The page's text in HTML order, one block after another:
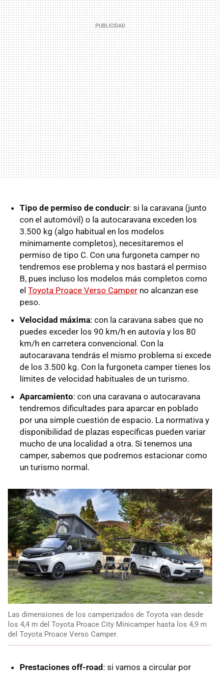
Tipo de permiso de conducir: si la caravana (junto
con el automóvil) o la autocaravana exceden los
3.500 kg (algo habitual en los modelos
mínimamente completos), necesitaremos el
permiso de tipo C. Con una furgoneta camper no
tendremos ese problema y nos bastará el permiso
B, pues incluso los modelos más completos como
el Toyota Proace Verso Camper no alcanzan ese
peso.
Velocidad máxima: con la caravana sabes que no
puedes exceder los 90 km/h en autovía y los 80
km/h en carretera convencional. Con la
autocaravana tendrás el mismo problema si excede
de los 3.500 kg. Con la furgoneta camper tienes los
límites de velocidad habituales de un turismo.
Aparcamiento: con una caravana o autocaravana
tendremos dificultades para aparcar en poblado
por una simple cuestión de espacio. La normativa y
disponibilidad de plazas específicas pueden variar
mucho de una localidad a otra. Si tenemos una
camper, sabemos que podremos estacionar como
un turismo normal.
Las dimensiones de los camperizados de Toyota van desde
los 4,4 m del Toyota Proace City Minicamper hasta los 4,9 m
del Toyota Proace Verso Camper.
Prestaciones off-road: si vamos a circular por